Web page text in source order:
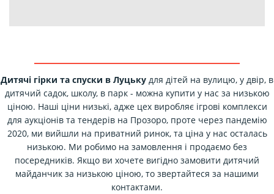
Дитячі гірки та спуски в Луцьку для дітей на вулицю, у двір, в
дитячий садок, школу, в парк - можна купити у нас за низькою
ціною. Наші ціни низькі, адже цех виробляє ігрові комплекси
для аукціонів та тендерів на Прозоро, проте через пандемію
2020, ми вийшли на приватний ринок, та ціна у нас осталась
низькою. Ми робимо на замовлення і продаємо без
посередників. Якщо ви хочете вигідно замовити дитячий
майданчик за низькою ціною, то звертайтеся за нашими
контактами.